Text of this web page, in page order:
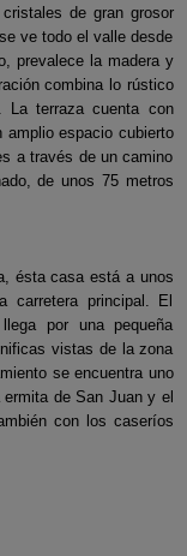
de gran grosor
ve todo el valle desde
prevalece la madera y
combina lo rústico
terraza cuenta con
amplio espacio cubierto
a través de un camino
de unos 75 metros
ésta casa está a unos
principal. El
por una pequeña
vistas de la zona
se encuentra uno
de San Juan y el
con los caseríos